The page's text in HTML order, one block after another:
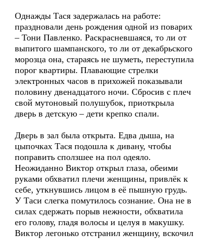
Однажды Тася задержалась на работе:
праздновали день рождения одной из поварих
– Тони Павленко. Раскрасневшаяся, то ли от
выпитого шампанского, то ли от декабрьского
морозца она, стараясь не шуметь, переступила
порог квартиры. Плавающие стрелки
электронных часов в прихожей показывали
половину двенадцатого ночи. Сбросив с плеч
свой мутоновый полушубок, приоткрыла
дверь в детскую – дети крепко спали.
Дверь в зал была открыта. Едва дыша, на
цыпочках Тася подошла к дивану, чтобы
поправить сползшее на пол одеяло.
Неожиданно Виктор открыл глаза, обеими
руками обхватил плечи женщины, привлёк к
себе, уткнувшись лицом в её пышную грудь.
У Таси слегка помутилось сознание. Она не в
силах сдержать порыв нежности, обхватила
его голову, гладя волосы и целуя в макушку.
Виктор легонько отстранил женщину, вскочил